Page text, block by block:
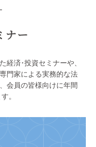
ナー
済･投資セミナーや、
門家による実務的な法
会員の皆様向けに年間
。